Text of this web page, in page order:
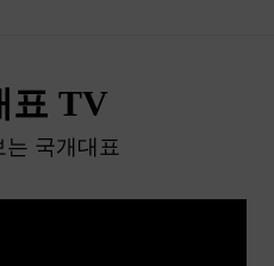
표 TV
는 국개대표